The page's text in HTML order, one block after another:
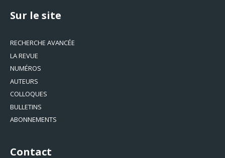
Sur le site
RECHERCHE AVANCÉE
LA REVUE
NUMÉROS
AUTEURS
COLLOQUES
BULLETINS
ABONNEMENTS
Contact